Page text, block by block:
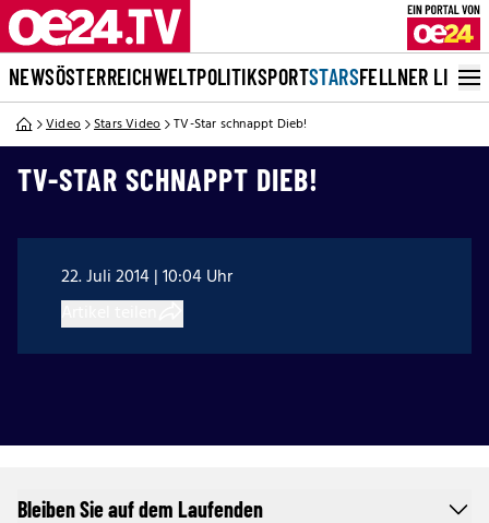
NEWSÖSTERREICHWELTPOLITIKSPORTSTARSFELLNER LIVE
Video Stars Video TV-Star schnappt Dieb!
TV-STAR SCHNAPPT DIEB!
22. Juli 2014 | 10:04 Uhr
Bleiben Sie auf dem Laufenden